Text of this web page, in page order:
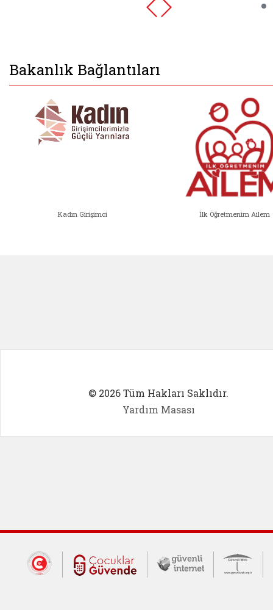
Bakanlık Bağlantıları
Kadın Girişimci İlk Öğretmenim Ailem
© 2026 Tüm Hakları Saklıdır.
Yardım Masası
Dış Bağlantılar
Cumhurbaşkanlığı İletişim Merkezi
Çocuklar Güvende (yeni
Güvenli